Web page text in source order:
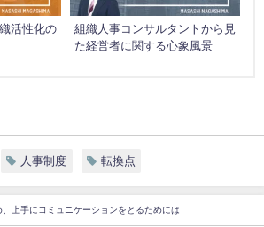
活性化の
組織人事コンサルタントから見
た経営者に関する心象風景
人事制度 転換点
上手にコミュニケーションをとるためには